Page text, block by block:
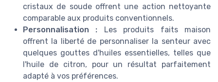
cristaux de soude offrent une action nettoyante
comparable aux produits conventionnels.
Personnalisation : Les produits faits maison
offrent la liberté de personnaliser la senteur avec
quelques gouttes d'huiles essentielles, telles que
l'huile de citron, pour un résultat parfaitement
adapté à vos préférences.